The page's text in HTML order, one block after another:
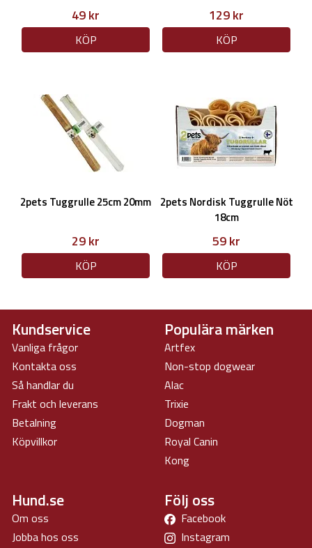
49 kr
KÖP
129 kr
KÖP
2pets Tuggrulle 25cm 20mm
29 kr
KÖP
2pets Nordisk Tuggrulle Nöt
18cm
59 kr
KÖP
Kundservice
Vanliga frågor
Kontakta oss
Så handlar du
Frakt och leverans
Betalning
Köpvillkor
Populära märken
Artfex
Non-stop dogwear
Alac
Trixie
Dogman
Royal Canin
Kong
Hund.se
Om oss
Jobba hos oss
Följ oss
Facebook
Instagram